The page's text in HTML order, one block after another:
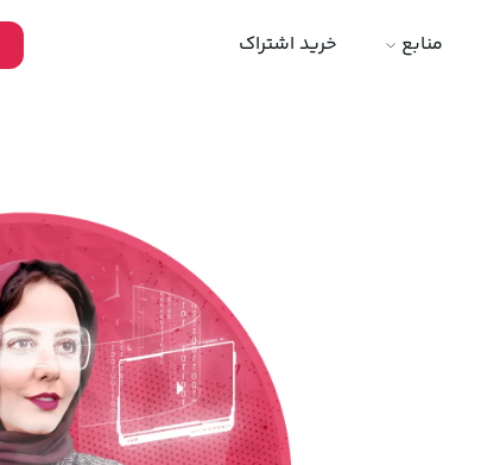
منابع خرید اشتراک